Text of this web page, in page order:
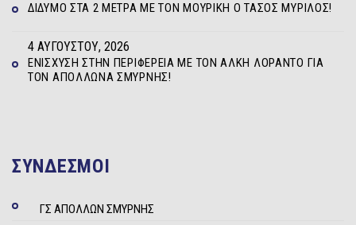
ΔΊΔΥΜΟ ΣΤΑ 2 ΜΈΤΡΑ ΜΕ ΤΟΝ ΜΟΥΡΊΚΗ Ο ΤΆΣΟΣ ΜΥΡΊΛΟΣ!
ΕΝΊΣΧΥΣΗ ΣΤΗΝ ΠΕΡΙΦΈΡΕΙΑ ΜΕ ΤΟΝ ΆΛΚΗ ΛΟΡΆΝΤΟ ΓΙΑ
ΤΟΝ ΑΠΌΛΛΩΝΑ ΣΜΎΡΝΗΣ!
4 ΑΥΓΟΎΣΤΟΥ, 2026
ΣΥΝΔΕΣΜΟΙ
ΓΣ ΑΠΟΛΛΩΝ ΣΜΥΡΝΗΣ